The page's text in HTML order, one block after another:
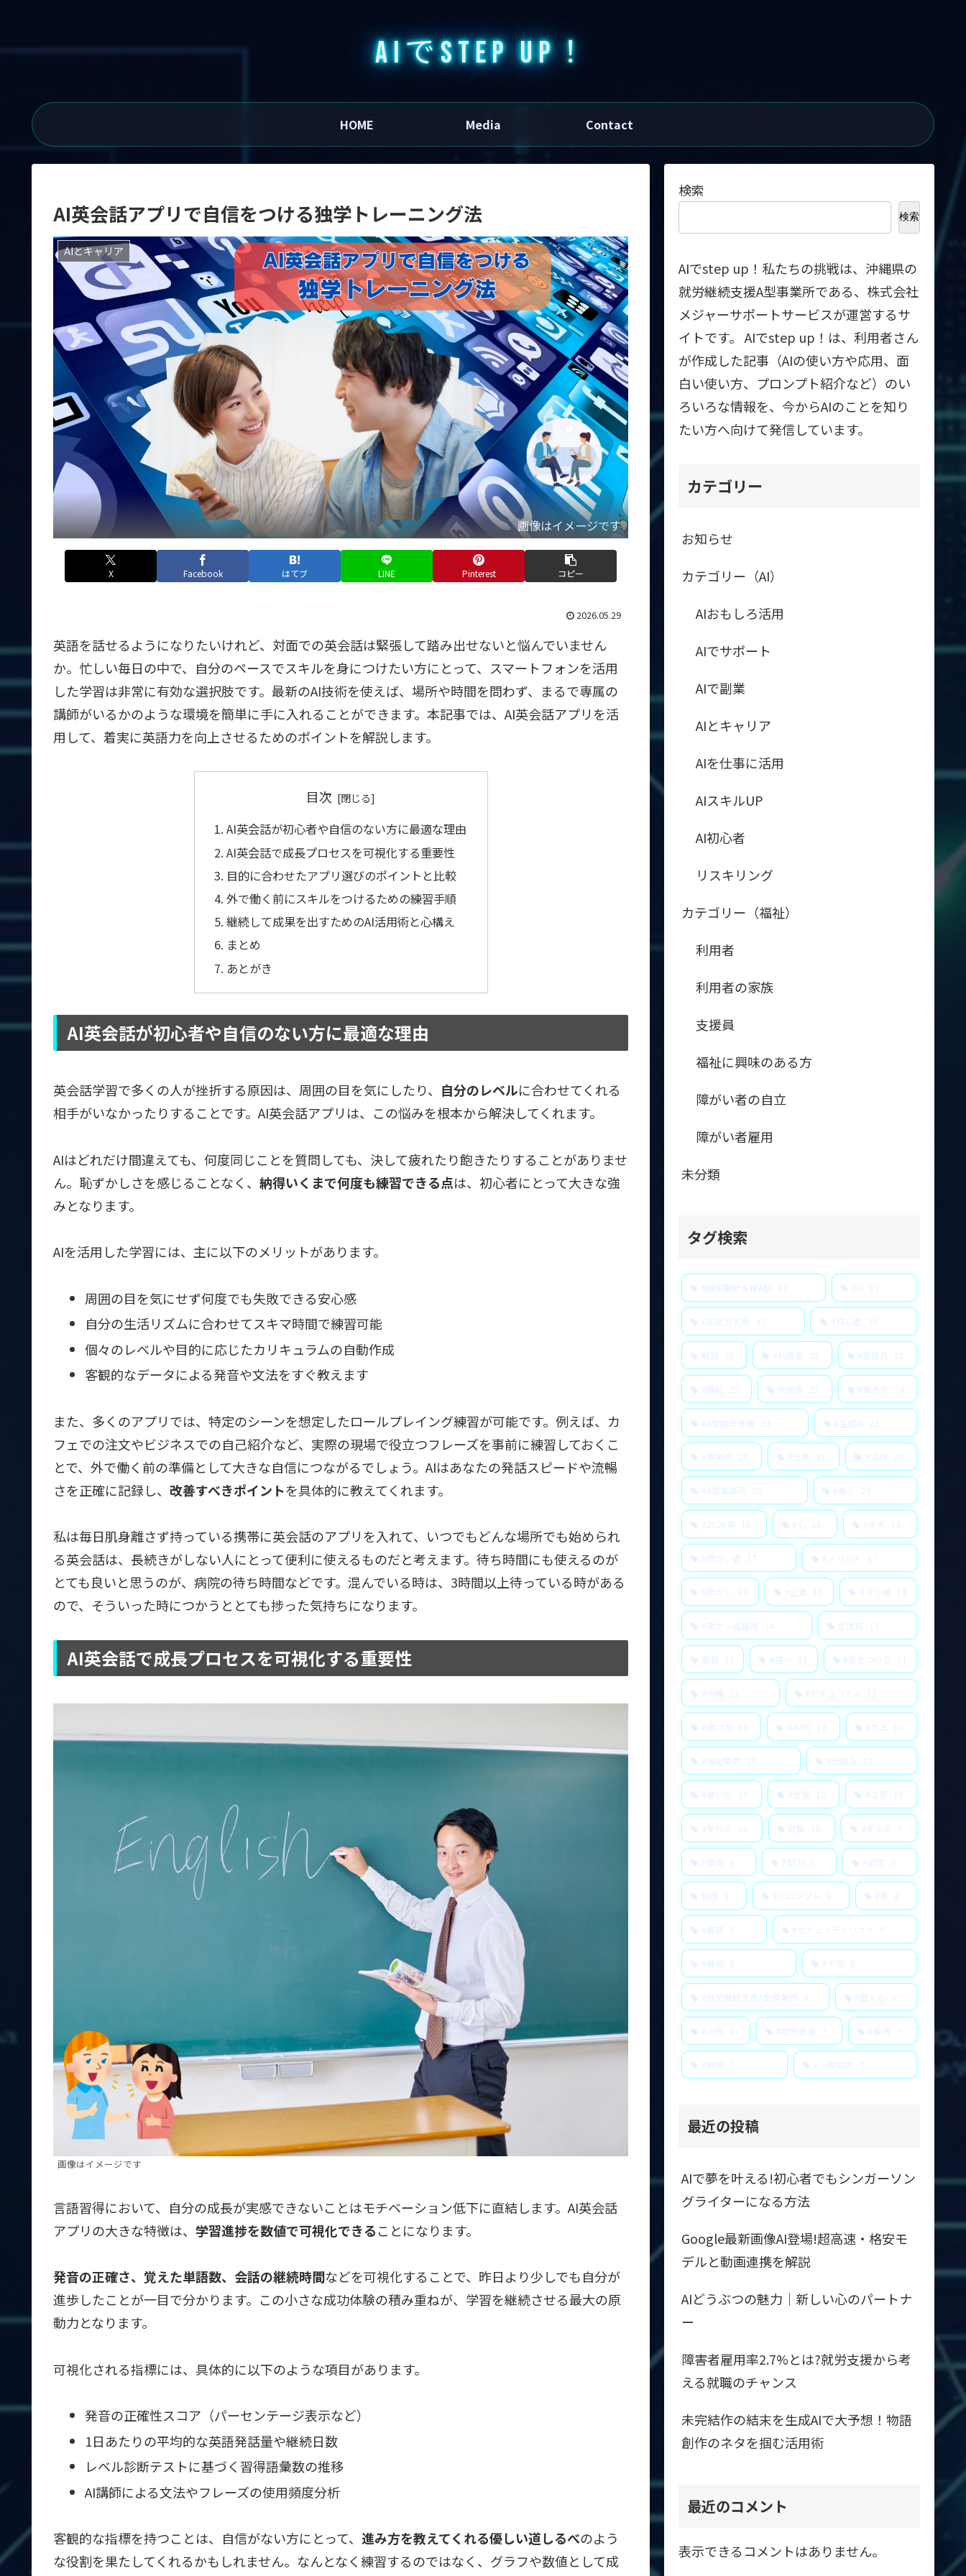
AIでSTEP UP！
HOME Media Contact
AI英会話アプリで自信をつける独学トレーニング法
AIとキャリア
画像はイメージです
X Facebook はてブ LINE Pinterest コピー
2026.05.29
英語を話せるようになりたいけれど、対面での英会話は緊張して踏み出せないと悩んでいません
か。忙しい毎日の中で、自分のペースでスキルを身につけたい方にとって、スマートフォンを活用
した学習は非常に有効な選択肢です。最新のAI技術を使えば、場所や時間を問わず、まるで専属の
講師がいるかのような環境を簡単に手に入れることができます。本記事では、AI英会話アプリを活
用して、着実に英語力を向上させるためのポイントを解説します。
目次
AI英会話が初心者や自信のない方に最適な理由
AI英会話で成長プロセスを可視化する重要性
目的に合わせたアプリ選びのポイントと比較
外で働く前にスキルをつけるための練習手順
継続して成果を出すためのAI活用術と心構え
まとめ
あとがき
AI英会話が初心者や自信のない方に最適な理由
英会話学習で多くの人が挫折する原因は、周囲の目を気にしたり、 自分のレベルに合わせてくれる
相手がいなかったりすることです。AI英会話アプリは、この悩みを根本から解決してくれます。
AIはどれだけ間違えても、何度同じことを質問しても、決して疲れたり飽きたりすることがありませ
ん。恥ずかしさを感じることなく、 納得いくまで何度も練習できる点は、初心者にとって大きな強
みとなります。
AIを活用した学習には、主に以下のメリットがあります。
周囲の目を気にせず何度でも失敗できる安心感
自分の生活リズムに合わせてスキマ時間で練習可能
個々のレベルや目的に応じたカリキュラムの自動作成
客観的なデータによる発音や文法をすぐ教えます
また、多くのアプリでは、特定のシーンを想定したロールプレイング練習が可能です。例えば、カ
フェでの注文やビジネスでの自己紹介など、実際の現場で役立つフレーズを事前に練習しておくこ
とで、外で働く前の準備として大きな自信につながるでしょう。AIはあなたの発話スピードや流暢
さを正確に記録し、 改善すべきポイントを具体的に教えてくれます。
私は毎日肌身離さず持っている携帯に英会話のアプリを入れて、いつでもどんな場所でも始められ
る英会話は、長続きがしない人にとって便利に使えるものだと考えます。待ち時間にも使えるのが
とても良いと思うのが、病院の待ち時間などです。混んでいる時は、3時間以上待っている時がある
ので、そういった時につかうととても捗った気持ちになります。
AI英会話で成長プロセスを可視化する重要性
画像はイメージです
言語習得において、自分の成長が実感できないことはモチベーション低下に直結します。AI英会話
アプリの大きな特徴は、 学習進捗を数値で可視化できることになります。
発音の正確さ、覚えた単語数、会話の継続時間などを可視化することで、昨日より少しでも自分が
進歩したことが一目で分かります。この小さな成功体験の積み重ねが、学習を継続させる最大の原
動力となります。
可視化される指標には、具体的に以下のような項目があります。
発音の正確性スコア（パーセンテージ表示など）
1日あたりの平均的な英語発話量や継続日数
レベル診断テストに基づく習得語彙数の推移
AI講師による文法やフレーズの使用頻度分析
客観的な指標を持つことは、自信がない方にとって、 進み方を教えてくれる優しい道しるべのよう
な役割を果たしてくれるかもしれません。なんとなく練習するのではなく、グラフや数値として成
検索
検索
AIでstep up！私たちの挑戦は、沖縄県の
就労継続支援A型事業所である、株式会社
メジャーサポートサービスが運営するサ
イトです。 AIでstep up！は、利用者さん
が作成した記事（AIの使い方や応用、面
白い使い方、プロンプト紹介など）のい
ろいろな情報を、今からAIのことを知り
たい方へ向けて発信しています。
カテゴリー
お知らせ
カテゴリー（AI）
AIおもしろ活用
AIでサポート
AIで副業
AIとキャリア
AIを仕事に活用
AIスキルUP
AI初心者
リスキリング
カテゴリー（福祉）
利用者
利用者の家族
支援員
福祉に興味のある方
障がい者の自立
障がい者雇用
未分類
タグ検索
#就労継続支援A型 97 #AI 92
A型就労支援 43 #初心者 35
解説 29 #利用者 28 #支援員 28
#福祉 25 利用者 25 #働き方 24
#A型就労支援 23 #生成AI 22
#事業所 21 #仕事 21 #活用 20
#A型事業所 20 #働く 20
#2026年 18 #心 18 #未来 18
#障がい者 17 #メリット 17
#障がい 15 #企業 15 #うつ病 14
#障がい者雇用 14 支援員 13
業務 12 #違い 11 #気をつける 11
#沖縄 11 #セキュリティ 11
#選び方 11 #40代 10 #方法 10
#福祉職員 10 #仕組み 10
#使い方 10 #支援 10 #注意 10
#変わる 10 就職 10 #変える 9
#簡単 9 #魅力 9 #自信 9
制度 9 #プロンプト 8 #春 8
#最新 8 #セキュリティリスク 8
#脅威 8 #不安 8
#就労継続支援A型事業所 8 #整える 8
#必見 8 #就労支援 7 #解消 7
#職場 7 #一般就労 7
最近の投稿
AIで夢を叶える!初心者でもシンガーソン
グライターになる方法
Google最新画像AI登場!超高速・格安モ
デルと動画連携を解説
AIどうぶつの魅力｜新しい心のパートナ
ー
障害者雇用率2.7%とは?就労支援から考
える就職のチャンス
未完結作の結末を生成AIで大予想！物語
創作のネタを掴む活用術
最近のコメント
表示できるコメントはありません。